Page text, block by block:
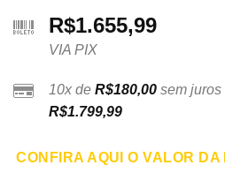
R$1.655,99
VIA PIX
10x de R$180,00 sem juros
R$1.799,99
CONFIRA AQUI O VALOR DA